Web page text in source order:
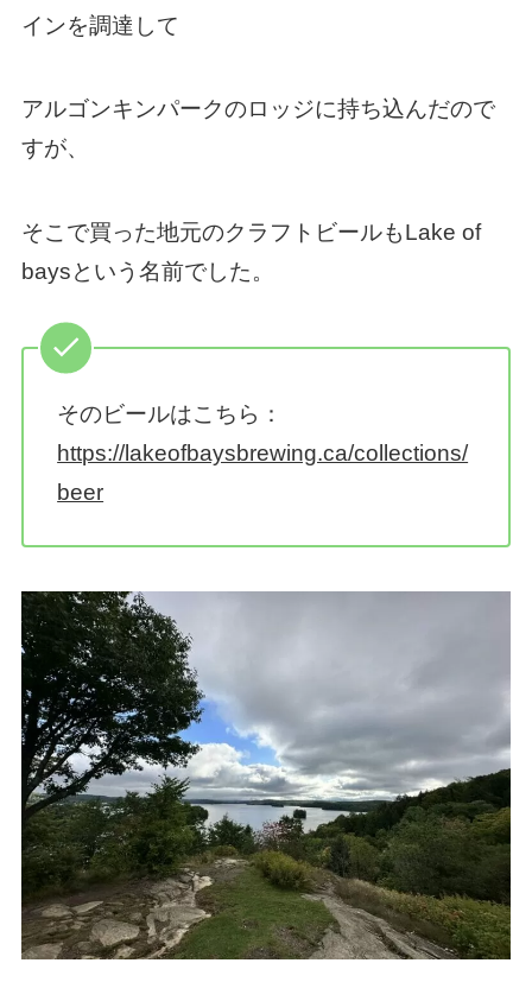
インを調達して
アルゴンキンパークのロッジに持ち込んだので
すが、
そこで買った地元のクラフトビールもLake of
baysという名前でした。
そのビールはこちら：
https://lakeofbaysbrewing.ca/collections/
beer